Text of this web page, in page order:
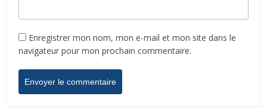
Enregistrer mon nom, mon e-mail et mon site dans le
navigateur pour mon prochain commentaire.